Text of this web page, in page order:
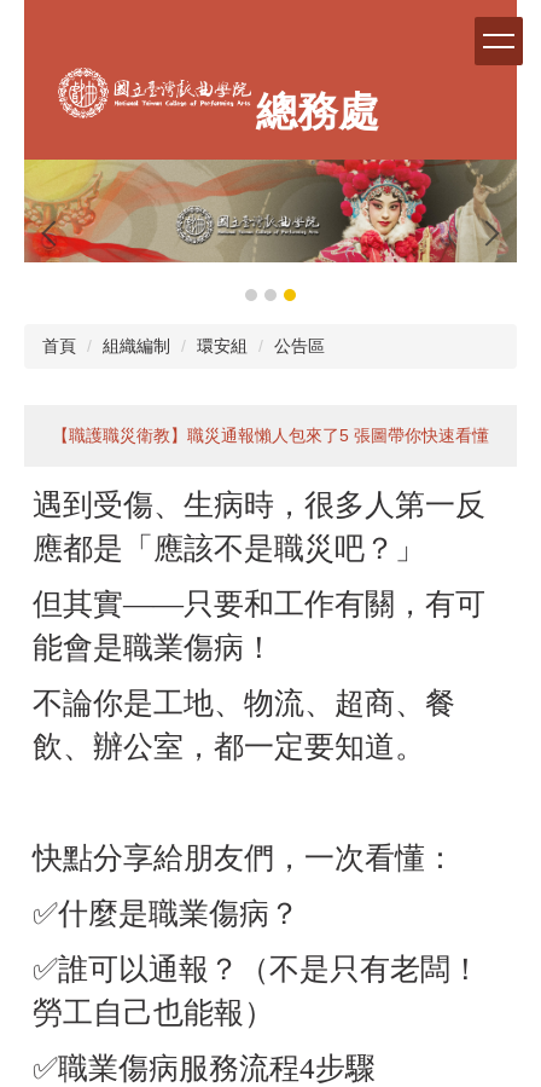
總務處
首頁 組織編制 環安組 公告區
【職護職災衛教】職災通報懶人包來了5 張圖帶你快速看懂
遇到受傷、生病時，很多人第一反
應都是「應該不是職災吧？」
但其實——只要和工作有關，有可
能會是職業傷病！
不論你是工地、物流、超商、餐
飲、辦公室，都一定要知道。
快點分享給朋友們，一次看懂：
✅什麼是職業傷病？
✅誰可以通報？（不是只有老闆！
勞工自己也能報）
✅職業傷病服務流程4步驟